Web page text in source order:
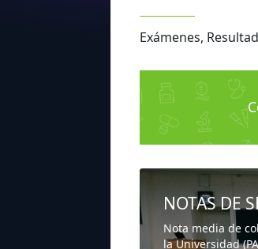
Exámenes,
NOTAS DE
Nota media de
la Universidad